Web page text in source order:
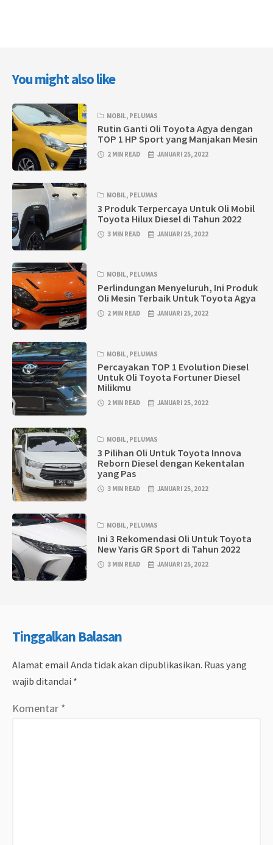
You might also like
MOBIL, PELUMAS
Rutin Ganti Oli Toyota Agya dengan
TOP 1 HP Sport yang Manjakan Mesin
2 MIN READ JANUARI 25, 2022
MOBIL, PELUMAS
3 Produk Terpercaya Untuk Oli Mobil
Toyota Hilux Diesel di Tahun 2022
3 MIN READ JANUARI 25, 2022
MOBIL, PELUMAS
Perlindungan Menyeluruh, Ini Produk
Oli Mesin Terbaik Untuk Toyota Agya
2 MIN READ JANUARI 25, 2022
MOBIL, PELUMAS
Percayakan TOP 1 Evolution Diesel
Untuk Oli Toyota Fortuner Diesel
Milikmu
2 MIN READ JANUARI 25, 2022
MOBIL, PELUMAS
3 Pilihan Oli Untuk Toyota Innova
Reborn Diesel dengan Kekentalan
yang Pas
3 MIN READ JANUARI 25, 2022
MOBIL, PELUMAS
Ini 3 Rekomendasi Oli Untuk Toyota
New Yaris GR Sport di Tahun 2022
3 MIN READ JANUARI 25, 2022
Tinggalkan Balasan
Alamat email Anda tidak akan dipublikasikan. Ruas yang
wajib ditandai *
Komentar *